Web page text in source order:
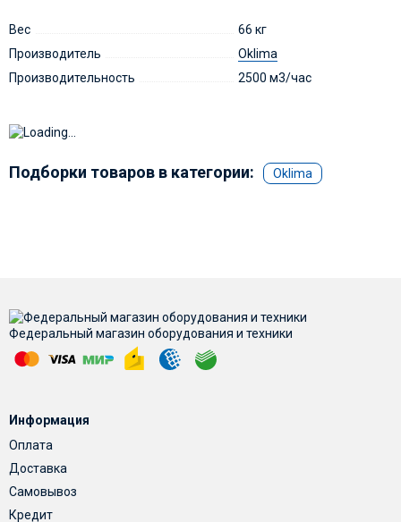
Вес
66 кг
Производитель
Oklima
Производительность
2500 м3/час
Подборки товаров в категории: Oklima
Федеральный магазин оборудования и техники
Информация
Оплата
Доставка
Самовывоз
Кредит